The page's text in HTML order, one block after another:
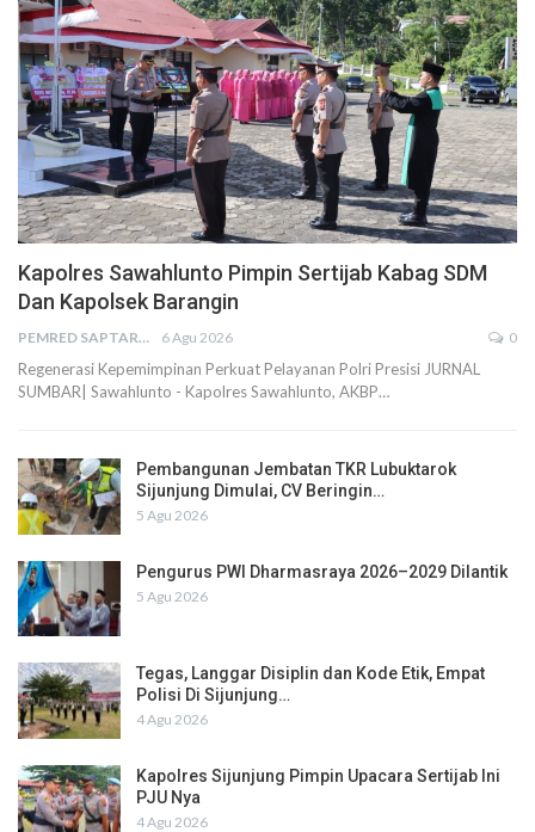
Kapolres Sawahlunto Pimpin Sertijab Kabag SDM
Dan Kapolsek Barangin
PEMRED SAPTARIUS 6 Agu 2026 0
Regenerasi Kepemimpinan Perkuat Pelayanan Polri Presisi JURNAL
SUMBAR| Sawahlunto - Kapolres Sawahlunto, AKBP…
Pembangunan Jembatan TKR Lubuktarok
Sijunjung Dimulai, CV Beringin…
5 Agu 2026
Pengurus PWI Dharmasraya 2026–2029 Dilantik
5 Agu 2026
Tegas, Langgar Disiplin dan Kode Etik, Empat
Polisi Di Sijunjung…
4 Agu 2026
Kapolres Sijunjung Pimpin Upacara Sertijab Ini
PJU Nya
4 Agu 2026